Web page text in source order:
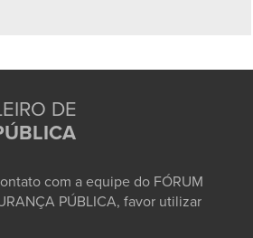
DE
com a equipe do FÓRUM
PÚBLICA, favor utilizar